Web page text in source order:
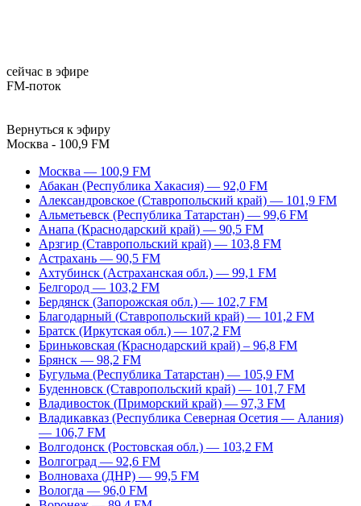
сейчас в эфире
FM-поток
Вернуться к эфиру
Москва - 100,9 FM
Москва — 100,9 FM
Абакан (Республика Хакасия) — 92,0 FM
Александровское (Ставропольский край) — 101,9 FM
Альметьевск (Республика Татарстан) — 99,6 FM
Анапа (Краснодарский край) — 90,5 FM
Арзгир (Ставропольский край) — 103,8 FM
Астрахань — 90,5 FM
Ахтубинск (Астраханская обл.) — 99,1 FM
Белгород — 103,2 FM
Бердянск (Запорожская обл.) — 102,7 FM
Благодарный (Ставропольский край) — 101,2 FM
Братск (Иркутская обл.) — 107,2 FM
Бриньковская (Краснодарский край) – 96,8 FM
Брянск — 98,2 FM
Бугульма (Республика Татарстан) — 105,9 FM
Буденновск (Ставропольский край) — 101,7 FM
Владивосток (Приморский край) — 97,3 FM
Владикавказ (Республика Северная Осетия — Алания)
— 106,7 FM
Волгодонск (Ростовская обл.) — 103,2 FM
Волгоград — 92,6 FM
Волноваха (ДНР) — 99,5 FM
Вологда — 96,0 FM